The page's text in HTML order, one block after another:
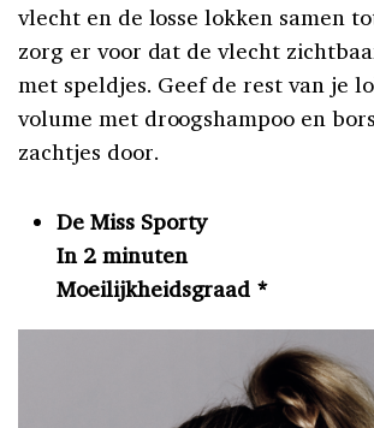
vlecht en de losse lokken samen tot
zorg er voor dat de vlecht
met speldjes. Geef de rest van je
volume met droogshampoo en
zachtjes door.
De Miss Sporty
In 2 minuten
Moeilijkheidsgraad *